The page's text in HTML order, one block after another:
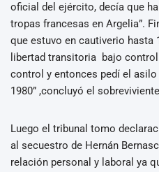
oficial del ejército, decía que
tropas francesas en Argelia”.
que estuvo en cautiverio hasta
libertad transitoria bajo
control y entonces pedí el
1980” ,concluyó el
Luego el tribunal tomo
al secuestro de Hernán
relación personal y laboral ya